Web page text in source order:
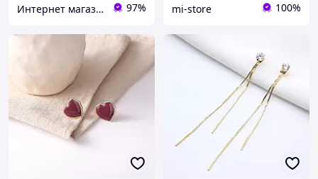
Интернет магазин аксессуаров АЛЬПАКА 97% mi-store 100%